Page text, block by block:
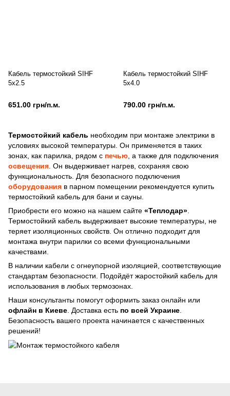
Кабель термостойкий SIHF
5x2.5
651.00 грн/п.м.
Кабель термостойкий SIHF
5х4.0
790.00 грн/п.м.
Термостойкий кабель необходим при монтаже электрики в
условиях высокой температуры. Он применяется в таких
зонах, как парилка, рядом с печью , а также для подключения
освещения . Он выдерживает нагрев, сохраняя свою
функциональность. Для безопасного подключения
оборудования в парном помещении рекомендуется купить
термостойкий кабель для бани и сауны.
Приобрести его можно на нашем сайте «Теплодар»
Термостойкий кабель выдерживает высокие температуры, не
теряет изоляционных свойств. Он отлично подходит для
монтажа внутри парилки со всеми функциональными
качествами.
В наличии кабели с огнеупорной изоляцией, соответствующие
стандартам безопасности. Подойдёт жаростойкий кабель для
использования в любых термозонах.
Наши консультанты помогут оформить заказ онлайн или
офлайн в Киеве . Доставка есть по всей Украине
Безопасность вашего проекта начинается с качественных
решений!